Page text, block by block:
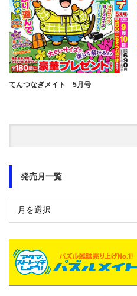
てんつなぎメイト 5月号
発売月一覧